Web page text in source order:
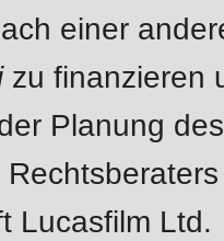
einer
zu finanzieren
Planung
Lucasfilm Ltd.